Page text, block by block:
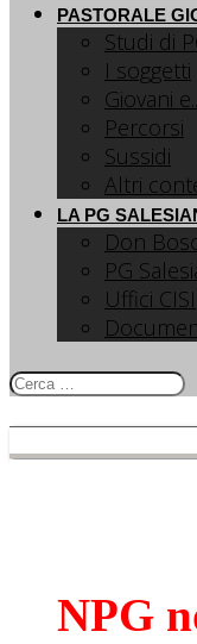
PASTORALE
Studi di
I soggetti
Giovani
Percorsi
Sussidi
Altri
LA PG
Don
PG
Uffici CISI
NPG